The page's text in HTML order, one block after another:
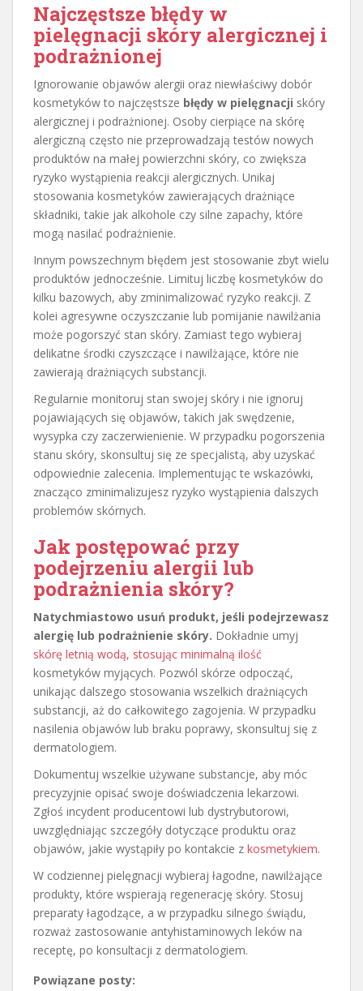
Najczęstsze błędy w
pielęgnacji skóry alergicznej i
podrażnionej
Ignorowanie objawów alergii oraz niewłaściwy dobór
kosmetyków to najczęstsze błędy w pielęgnacji skóry
alergicznej i podrażnionej. Osoby cierpiące na skórę
alergiczną często nie przeprowadzają testów nowych
produktów na małej powierzchni skóry, co zwiększa
ryzyko wystąpienia reakcji alergicznych. Unikaj
stosowania kosmetyków zawierających drażniące
składniki, takie jak alkohole czy silne zapachy, które
mogą nasilać podrażnienie.
Innym powszechnym błędem jest stosowanie zbyt wielu
produktów jednocześnie. Limituj liczbę kosmetyków do
kilku bazowych, aby zminimalizować ryzyko reakcji. Z
kolei agresywne oczyszczanie lub pomijanie nawilżania
może pogorszyć stan skóry. Zamiast tego wybieraj
delikatne środki czyszczące i nawilżające, które nie
zawierają drażniących substancji.
Regularnie monitoruj stan swojej skóry i nie ignoruj
pojawiających się objawów, takich jak swędzenie,
wysypka czy zaczerwienienie. W przypadku pogorszenia
stanu skóry, skonsultuj się ze specjalistą, aby uzyskać
odpowiednie zalecenia. Implementując te wskazówki,
znacząco zminimalizujesz ryzyko wystąpienia dalszych
problemów skórnych.
Jak postępować przy
podejrzeniu alergii lub
podrażnienia skóry?
Natychmiastowo usuń produkt, jeśli podejrzewasz
alergię lub podrażnienie skóry. Dokładnie umyj
skórę letnią wodą, stosując minimalną ilość
kosmetyków myjących. Pozwól skórze odpocząć,
unikając dalszego stosowania wszelkich drażniących
substancji, aż do całkowitego zagojenia. W przypadku
nasilenia objawów lub braku poprawy, skonsultuj się z
dermatologiem.
Dokumentuj wszelkie używane substancje, aby móc
precyzyjnie opisać swoje doświadczenia lekarzowi.
Zgłoś incydent producentowi lub dystrybutorowi,
uwzględniając szczegóły dotyczące produktu oraz
objawów, jakie wystąpiły po kontakcie z kosmetykiem.
W codziennej pielęgnacji wybieraj łagodne, nawilżające
produkty, które wspierają regenerację skóry. Stosuj
preparaty łagodzące, a w przypadku silnego świądu,
rozważ zastosowanie antyhistaminowych leków na
receptę, po konsultacji z dermatologiem.
Powiązane posty: